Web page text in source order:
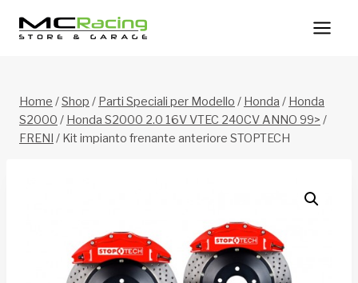
Home /Shop / Parti Speciali per Modello / Honda / Honda
S2000 / Honda S2000 2.0 16V VTEC 240CV ANNO 99> /
FRENI / Kit impianto frenante anteriore STOPTECH